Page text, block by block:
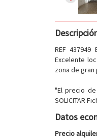
REF
Excelente
zona de
"El precio
SOLICITAR
Datos
Precio